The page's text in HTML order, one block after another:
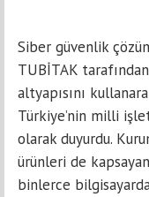
Siber güvenlik
TUBİTAK
altyapısını
Türkiye’nin milli
olarak duyurdu.
ürünleri de
binlerce